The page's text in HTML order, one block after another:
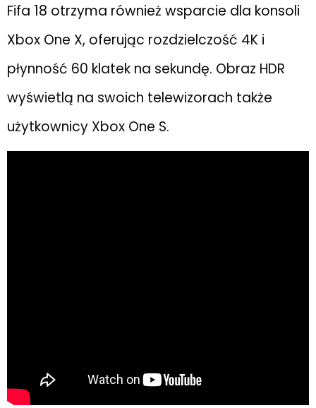
Fifa 18 otrzyma również wsparcie dla konsoli
Xbox One X, oferując rozdzielczość 4K i
płynność 60 klatek na sekundę. Obraz HDR
wyświetlą na swoich telewizorach także
użytkownicy Xbox One S.